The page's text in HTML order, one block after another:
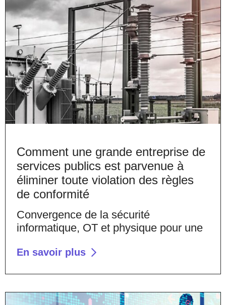
Comment une grande entreprise de
services publics est parvenue à
éliminer toute violation des règles
de conformité
Convergence de la sécurité
informatique, OT et physique pour une
En savoir plus